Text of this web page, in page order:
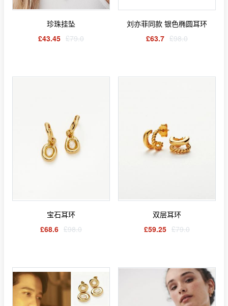
珍珠挂坠
£43.45 £79.0
刘亦菲同款 银色椭圆耳环
£63.7 £98.0
宝石耳环
£68.6 £98.0
双层耳环
£59.25 £79.0